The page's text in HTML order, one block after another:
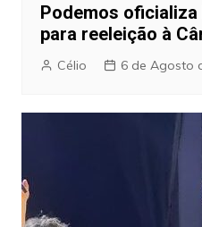
Podemos oficializa
para reeleição à
Célio 6 de Agosto